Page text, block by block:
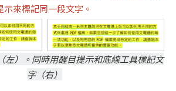
來標記同一段文字。
左）。同時用醒目提示和底線工具標記文
字（右）